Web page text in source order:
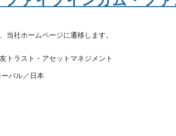
当社ホームページに遷移します。
トラスト・アセットマネジメント
ーバル／日本